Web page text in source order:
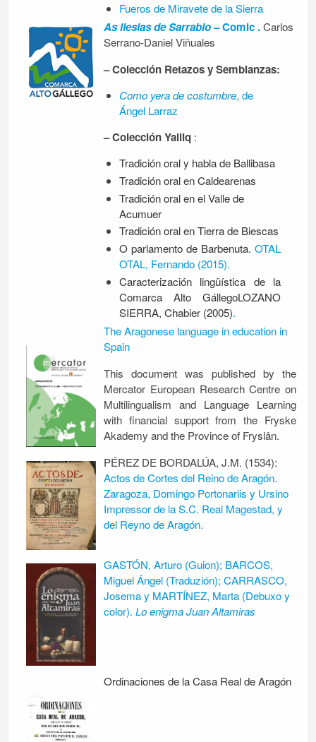
Fueros de Miravete de la Sierra
As ilesias de Sarrablo– Comic .Carlos
Serrano-Daniel Viñuales
– Colección Retazos y Semblanzas:
Como yera de costumbre, de
Ángel Larraz
– Colección Yalliq :
Tradición oral y habla de Ballibasa
Tradición oral en Caldearenas
Tradición oral en el Valle de
Acumuer
Tradición oral en Tierra de Biescas
O parlamento de Barbenuta. OTAL
OTAL, Fernando (2015).
Caracterización lingüística de la
Comarca Alto GállegoLOZANO
SIERRA, Chabier (2005).
The Aragonese language in education in
Spain
This document was published by the
Mercator European Research Centre on
Multilingualism and Language Learning
with financial support from the Fryske
Akademy and the Province of Fryslân.
PÉREZ DE BORDALÚA, J.M. (1534):
Actos de Cortes del Reino de Aragón.
Zaragoza, Domingo Portonariis y Ursino
Impressor de la S.C. Real Magestad, y
del Reyno de Aragón.
GASTÓN, Arturo (Guion); BARCOS,
Miguel Ángel (Traduzión); CARRASCO,
Josema y MARTÍNEZ, Marta (Debuxo y
color). Lo enigma Juan Altamiras
Ordinaciones de la Casa Real de Aragón